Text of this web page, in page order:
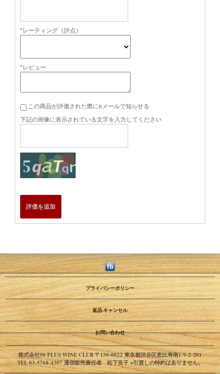
*レーティング（評点）
*レビュー
この商品が評価された際にeメールで知らせる
下記の画像に表示されている文字を入力してください
評価を追加
プライバシーポリシー
返品·キャンセル
お問い合わせ
株式会社90 PLUS WINE CLUB 〒150-0022 東京都渋谷区恵比寿南1-9-2-201
TEL 03-5768-4307 通信販売責任者 松下良子 ※引渡しの特約はありません。